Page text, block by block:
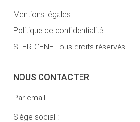
Mentions légales
Politique de confidentialité
STERIGENE Tous droits réservés
NOUS CONTACTER
Par email
Siège social :